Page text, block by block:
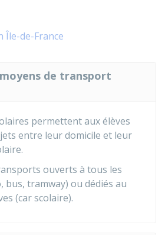
Île-de-France
de transport
permettent aux élèves
entre leur domicile et leur
ouverts à tous les
bus, tramway) ou dédiés au
(car scolaire).